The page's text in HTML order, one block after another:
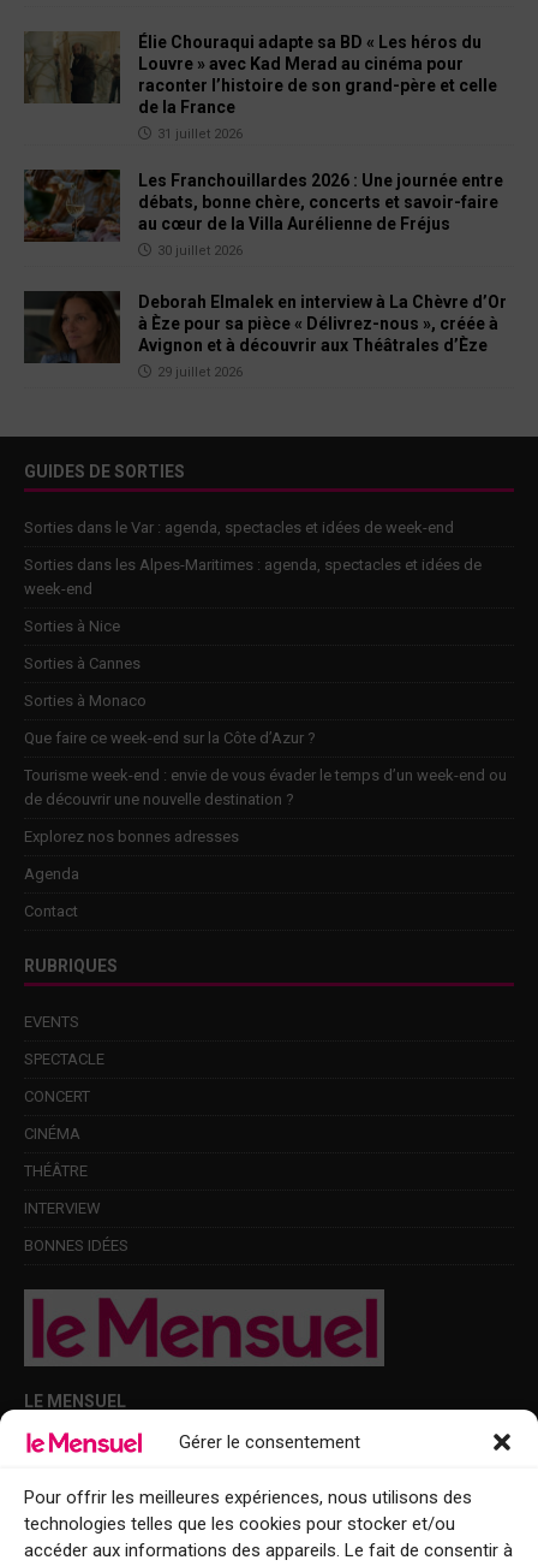
Gérer le consentement
Pour offrir les meilleures expériences, nous utilisons des
technologies telles que les cookies pour stocker et/ou
accéder aux informations des appareils. Le fait de consentir à
Élie Chouraqui adapte sa BD « Les héros du
Louvre » avec Kad Merad au cinéma pour
raconter l’histoire de son grand-père et celle
de la France
31 juillet 2026
Les Franchouillardes 2026 : Une journée entre
débats, bonne chère, concerts et savoir-faire
au cœur de la Villa Aurélienne de Fréjus
30 juillet 2026
Deborah Elmalek en interview à La Chèvre d’Or
à Èze pour sa pièce « Délivrez-nous », créée à
Avignon et à découvrir aux Théâtrales d’Èze
29 juillet 2026
GUIDES DE SORTIES
Sorties dans le Var : agenda, spectacles et idées de week-end
Sorties dans les Alpes-Maritimes : agenda, spectacles et idées de
week-end
Sorties à Nice
Sorties à Cannes
Sorties à Monaco
Que faire ce week-end sur la Côte d’Azur ?
Tourisme week-end : envie de vous évader le temps d’un week-end ou
de découvrir une nouvelle destination ?
Explorez nos bonnes adresses
Agenda
Contact
RUBRIQUES
EVENTS
SPECTACLE
CONCERT
CINÉMA
THÉÂTRE
INTERVIEW
BONNES IDÉES
LE MENSUEL
Points de diffusion Var et Alpes-Maritimes : oû trouver Le Mensuel ?
Le Mensuel en PDF : consultez le magazine en ligne
Qui sommes-nous ?